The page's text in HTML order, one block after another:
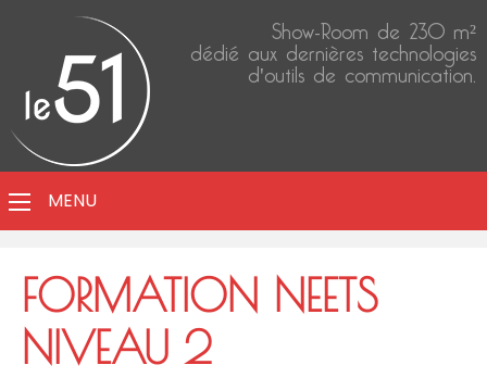
Show-Room de 230 m²
dédié aux dernières technologies
d'outils de communication.
MENU
FORMATION NEETS
NIVEAU 2